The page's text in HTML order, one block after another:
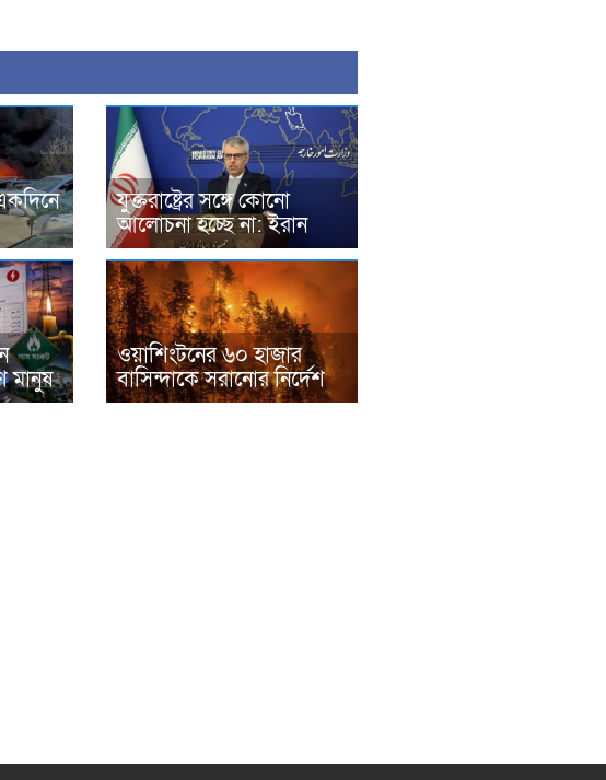
যুক্তরাষ্ট্রের সঙ্গে কোনো
আলোচনা হচ্ছে না: ইরান
মানুষ
ওয়াশিংটনের ৬০ হাজার
বাসিন্দাকে সরানোর নির্দেশ